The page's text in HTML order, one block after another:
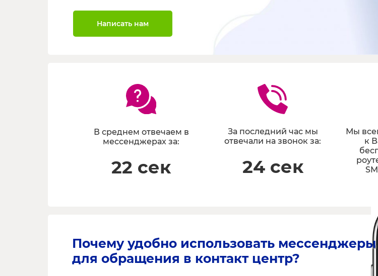
Написать нам
В среднем отвечаем в
мессенджерах за:
22 сек
За последний час мы
отвечали на звонок за:
24 сек
Мы
к
Почему удобно использовать
для обращения в контакт центр?